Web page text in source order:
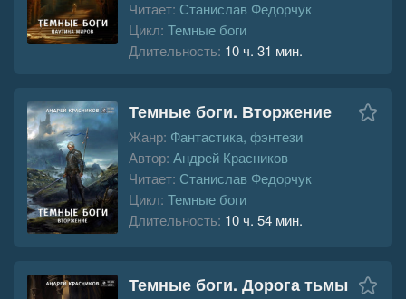
Читает: Станислав Федорчук
Цикл: Темные боги
Длительность: 10 ч. 31 мин.
Темные боги. Вторжение
Жанр: Фантастика, фэнтези
Автор: Андрей Красников
Читает: Станислав Федорчук
Цикл: Темные боги
Длительность: 10 ч. 54 мин.
Темные боги. Дорога тьмы